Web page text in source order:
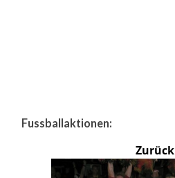
Fussballaktionen:
Zurück